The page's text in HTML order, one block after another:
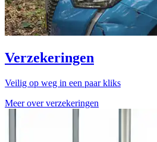
Verzekeringen
Veilig op weg in een paar kliks
Meer over verzekeringen